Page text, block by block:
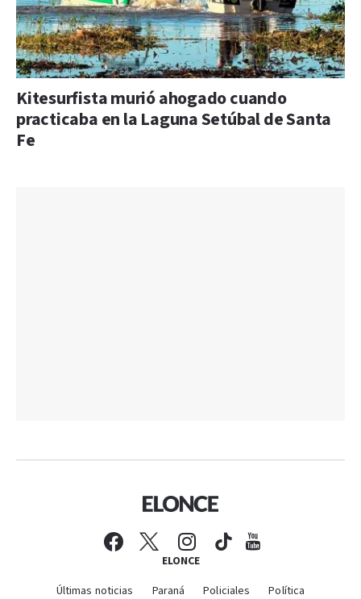
Kitesurfista murió ahogado cuando
practicaba en la Laguna Setúbal de Santa
Fe
ELONCE
Últimas noticias Paraná Policiales
Política